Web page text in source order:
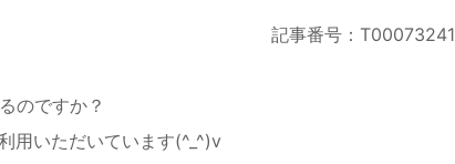
記事番号：T00073241
のですか？
用いただいています(^_^)v